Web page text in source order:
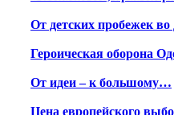
От детских пробежек
Героическая оборона
От идеи – к большому…
Цена европейского